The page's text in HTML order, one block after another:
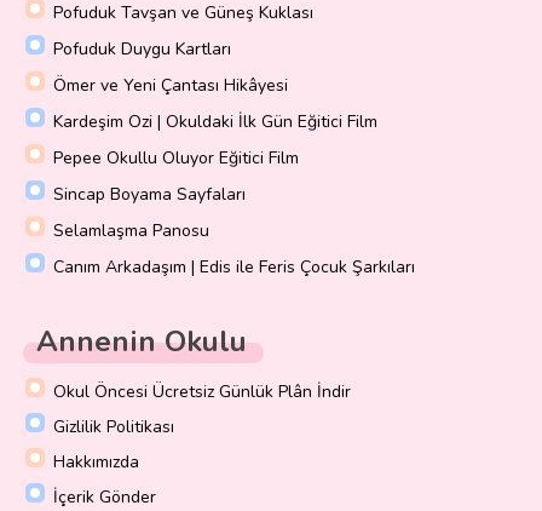
Pofuduk Tavşan ve Güneş Kuklası
Pofuduk Duygu Kartları
Ömer ve Yeni Çantası Hikâyesi
Kardeşim Ozi | Okuldaki İlk Gün Eğitici Film
Pepee Okullu Oluyor Eğitici Film
Sincap Boyama Sayfaları
Selamlaşma Panosu
Canım Arkadaşım | Edis ile Feris Çocuk Şarkıları
Annenin Okulu
Okul Öncesi Ücretsiz Günlük Plân İndir
Gizlilik Politikası
Hakkımızda
İçerik Gönder